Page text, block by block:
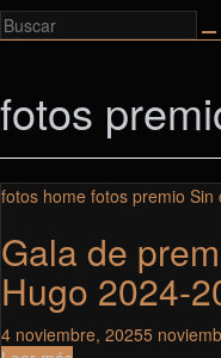
fotos
fotos home fotos premio Sin
Gala de
Hugo 2024-
4 noviembre, 20255